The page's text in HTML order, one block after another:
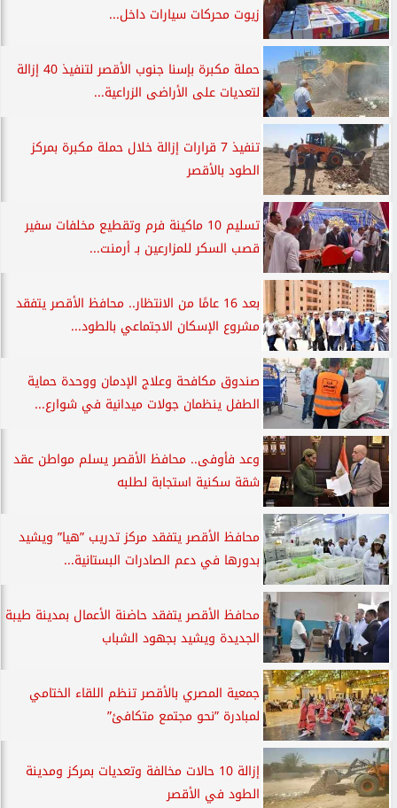
زيوت محركات سيارات داخل...
حملة مكبرة بإسنا جنوب الأقصر لتنفيذ 40 إزالة
لتعديات على الأراضى الزراعية...
تنفيذ 7 قرارات إزالة خلال حملة مكبرة بمركز
الطود بالأقصر
تسليم 10 ماكينة فرم وتقطيع مخلفات سفير
قصب السكر للمزارعين بـ أرمنت...
بعد 16 عامًا من الانتظار.. محافظ الأقصر يتفقد
مشروع الإسكان الاجتماعي بالطود...
صندوق مكافحة وعلاج الإدمان ووحدة حماية
الطفل ينظمان جولات ميدانية في شوارع...
وعد فأوفى.. محافظ الأقصر يسلم مواطن عقد
شقة سكنية استجابة لطلبه
محافظ الأقصر يتفقد مركز تدريب ”هيا” ويشيد
بدورها في دعم الصادرات البستانية...
محافظ الأقصر يتفقد حاضنة الأعمال بمدينة طيبة
الجديدة ويشيد بجهود الشباب
جمعية المصري بالأقصر تنظم اللقاء الختامي
لمبادرة ”نحو مجتمع متكافئ”
إزالة 10 حالات مخالفة وتعديات بمركز ومدينة
الطود في الأقصر